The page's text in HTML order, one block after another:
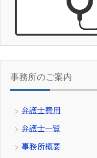
事務所のご案内
弁護士費用
弁護士一覧
事務所概要